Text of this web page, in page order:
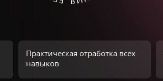
Практическая отработка всех
навыков